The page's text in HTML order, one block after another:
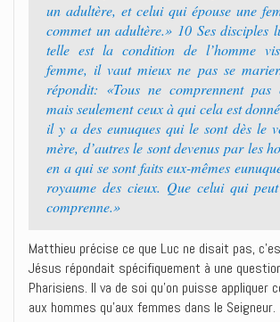
un adultère, et celui qui épouse une
commet un adultère.» 10 Ses disciples
telle est la condition de l’homme
femme, il vaut mieux ne pas se
répondit: «Tous ne comprennent pas
mais seulement ceux à qui cela est
il y a des eunuques qui le sont dès le
mère, d’autres le sont devenus par les
en a qui se sont faits eux-mêmes
royaume des cieux. Que celui qui
comprenne.»
Matthieu précise ce que Luc ne disait pas,
Jésus répondait spécifiquement à une
Pharisiens. Il va de soi qu’on puisse appliquer
aux hommes qu’aux femmes dans le Seigneur.